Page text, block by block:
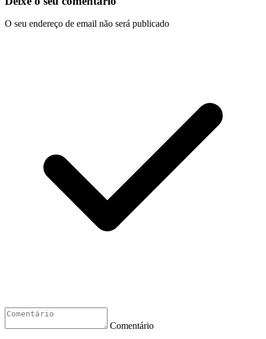
O seu endereço de email não será publicado
Comentário